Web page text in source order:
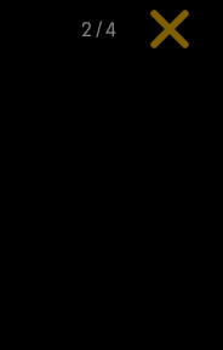
2 /4